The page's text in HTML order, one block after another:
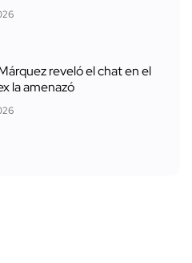
reveló el chat en el
la amenazó